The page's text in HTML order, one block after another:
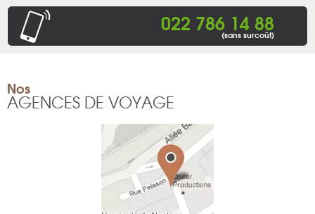
022 786 14 88
(sans surcoût)
Nos
AGENCES DE VOYAGE